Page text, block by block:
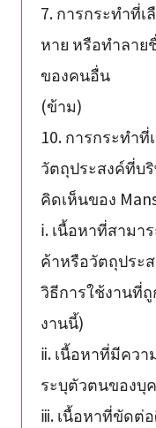
7. การกระทำที่
หาย หรือทำลาย
ของคนอื่น
(ข้าม)
10. การกระทำ
วัตถุประสงค์ที่บ
คิดเห็นของ
ⅰ. เนื้อหาที่สาม
ค้าหรือวัตถุประ
วิธีการใช้งานที่
งานนี้)
ⅱ. เนื้อหาที่มีคว
ระบุตัวตนของบุ
ⅲ. เนื้อหาที่ขัดต่